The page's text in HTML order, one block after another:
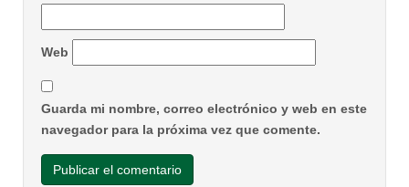
Web
Guarda mi nombre, correo electrónico y web en este
navegador para la próxima vez que comente.